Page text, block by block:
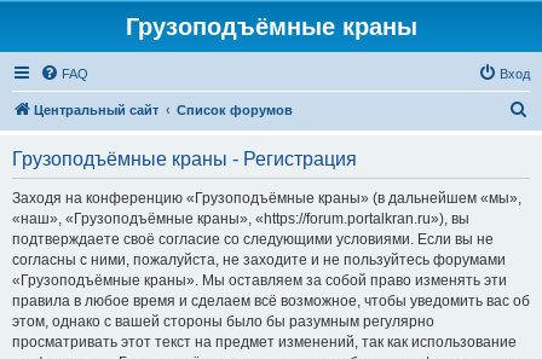
Грузоподъёмные краны
FAQ Вход
Центральный сайт Список форумов
Грузоподъёмные краны - Регистрация
Заходя на конференцию «Грузоподъёмные краны» (в дальнейшем «мы»,
«наш», «Грузоподъёмные краны», «https://forum.portalkran.ru»), вы
подтверждаете своё согласие со следующими условиями. Если вы не
согласны с ними, пожалуйста, не заходите и не пользуйтесь форумами
«Грузоподъёмные краны». Мы оставляем за собой право изменять эти
правила в любое время и сделаем всё возможное, чтобы уведомить вас об
этом, однако с вашей стороны было бы разумным регулярно
просматривать этот текст на предмет изменений, так как использование